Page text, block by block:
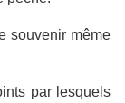
souvenir même
par lesquels